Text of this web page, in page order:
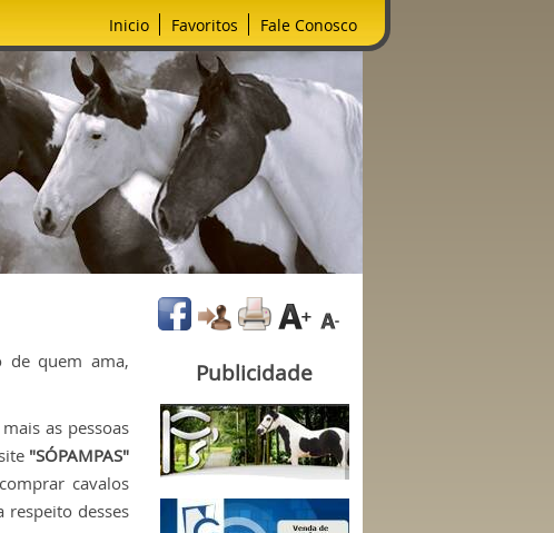
Inicio Favoritos Fale Conosco
de quem ama,
as pessoas
"SÓPAMPAS"
cavalos
desses
Publicidade